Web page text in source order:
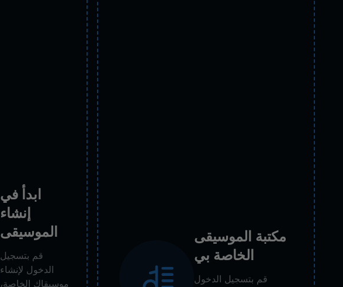
ابدأ في
إنشاء
الموسيقى
قم بتسجيل
الدخول لإنشاء
موسيقاك الخاصة،
مكتبة الموسيقى
الخاصة بي
قم بتسجيل الدخول